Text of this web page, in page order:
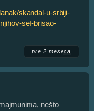
skandal-u-srbiji-
sef-brisao-
pre 2 meseca
nešto